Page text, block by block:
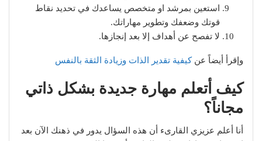
استعين بمرشد او متخصص يساعدك في تحديد نقاط
قوتك وضعفك وتطوير مهاراتك.
لا تفصح عن أهداف إلا بعد إنجازها.
وإقرأ أيضاً عنكيفية تقدير الذات وزيادة الثقة بالنفس
كيف أتعلم مهارة جديدة بشكل ذاتي
مجاناً؟
أنا أعلم عزيزي القارىء أن هذه السؤال يدور في ذهنك الآن بعد